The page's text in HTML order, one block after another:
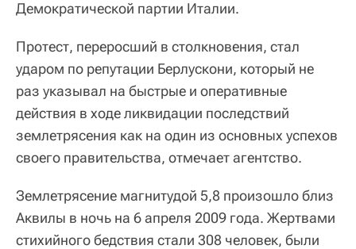
Демократической партии Италии.
Протест, переросший в столкновения, стал
ударом по репутации Берлускони, который не
раз указывал на быстрые и оперативные
действия в ходе ликвидации последствий
землетрясения как на один из основных успехов
своего правительства, отмечает агентство.
Землетрясение магнитудой 5,8 произошло близ
Аквилы в ночь на 6 апреля 2009 года. Жертвами
стихийного бедствия стали 308 человек, были